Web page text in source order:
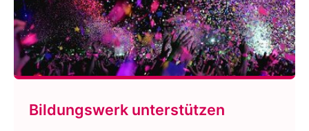
Bildungswerk unterstützen